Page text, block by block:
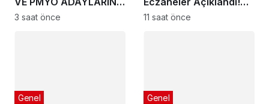
PROFESYONEL
3 saat önce
İşte 5 Ağustos 2026
11 saat önce
Genel Genel